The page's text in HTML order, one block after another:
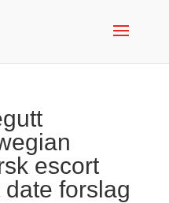
escort
forslag